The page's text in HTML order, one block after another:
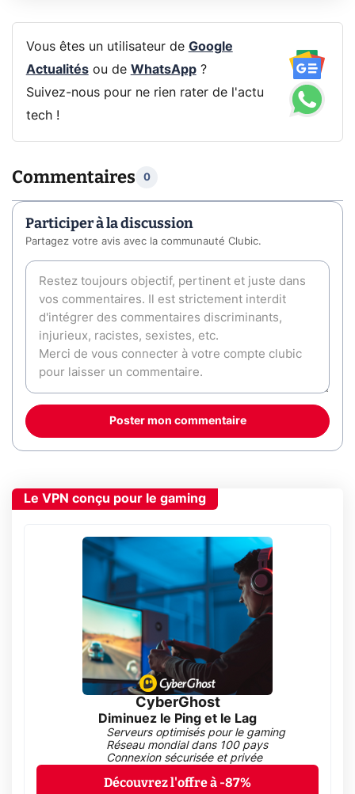
Vous êtes un utilisateur de Google
Actualitésou de WhatsApp?
Suivez-nous pour ne rien rater de l'actu
tech !
Commentaires 0
Participer à la discussion
Partagez votre avis avec la communauté Clubic.
Poster mon commentaire
Le VPN conçu pour le gaming
CyberGhost
Diminuez le Ping et le Lag
Serveurs optimisés pour le gaming
Réseau mondial dans 100 pays
Connexion sécurisée et privée
Découvrez l'offre à -87%